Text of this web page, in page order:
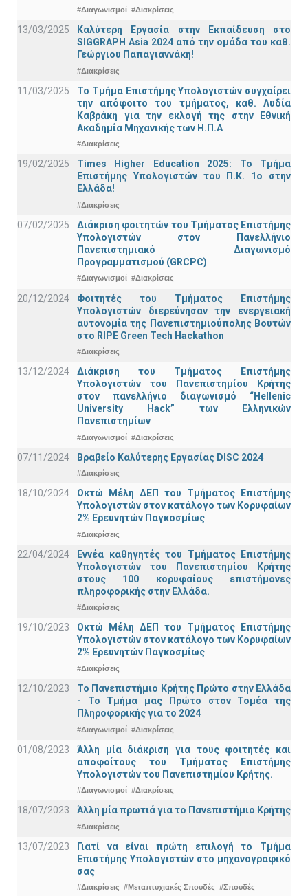
#Διαγωνισμοί #Διακρίσεις
13/03/2025
Καλύτερη Εργασία στην Εκπαίδευση στο
SIGGRAPH Asia 2024 από την ομάδα του καθ.
Γεώργιου Παπαγιαννάκη!
#Διακρίσεις
11/03/2025
Το Τμήμα Επιστήμης Υπολογιστών συγχαίρει
την απόφοιτο του τμήματος, καθ. Λυδία
Καβράκη για την εκλογή της στην Εθνική
Ακαδημία Μηχανικής των Η.Π.Α
#Διακρίσεις
19/02/2025
Times Higher Education 2025: Το Τμήμα
Επιστήμης Υπολογιστών του Π.Κ. 1ο στην
Ελλάδα!
#Διακρίσεις
07/02/2025
Διάκριση φοιτητών του Τμήματος Επιστήμης
Υπολογιστών στον Πανελλήνιο
Πανεπιστημιακό Διαγωνισμό
Προγραμματισμού (GRCPC)
#Διαγωνισμοί #Διακρίσεις
20/12/2024
Φοιτητές του Τμήματος Επιστήμης
Υπολογιστών διερεύνησαν την ενεργειακή
αυτονομία της Πανεπιστημιούπολης Βουτών
στο RIPE Green Tech Hackathon
#Διακρίσεις
13/12/2024
Διάκριση του Τμήματος Επιστήμης
Υπολογιστών του Πανεπιστημίου Κρήτης
στον πανελλήνιο διαγωνισμό “Hellenic
University Hack” των Ελληνικών
Πανεπιστημίων
#Διαγωνισμοί #Διακρίσεις
07/11/2024 Βραβείο Καλύτερης Εργασίας DISC 2024
#Διακρίσεις
18/10/2024
Οκτώ Μέλη ΔΕΠ του Τμήματος Επιστήμης
Υπολογιστών στον κατάλογο των Κορυφαίων
2% Ερευνητών Παγκοσμίως
#Διακρίσεις
22/04/2024
Εννέα καθηγητές του Τμήματος Επιστήμης
Υπολογιστών του Πανεπιστημίου Κρήτης
στους 100 κορυφαίους επιστήμονες
πληροφορικής στην Ελλάδα.
#Διακρίσεις
19/10/2023
Οκτώ Μέλη ΔΕΠ του Τμήματος Επιστήμης
Υπολογιστών στον κατάλογο των Κορυφαίων
2% Ερευνητών Παγκοσμίως
#Διακρίσεις
12/10/2023
Το Πανεπιστήμιο Κρήτης Πρώτο στην Ελλάδα
- Το Τμήμα μας Πρώτο στον Τομέα της
Πληροφορικής για το 2024
#Διαγωνισμοί #Διακρίσεις
01/08/2023
Άλλη μία διάκριση για τους φοιτητές και
αποφοίτους του Τμήματος Επιστήμης
Υπολογιστών του Πανεπιστημίου Κρήτης.
#Διαγωνισμοί #Διακρίσεις
18/07/2023 Άλλη μία πρωτιά για το Πανεπιστήμιο Κρήτης
#Διακρίσεις
13/07/2023
Γιατί να είναι πρώτη επιλογή το Τμήμα
Επιστήμης Υπολογιστών στο μηχανογραφικό
σας
#Διακρίσεις #Μεταπτυχιακές Σπουδές #Σπουδές